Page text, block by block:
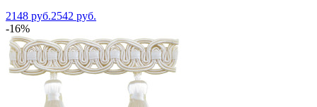
2148 руб.2542 руб.
-16%